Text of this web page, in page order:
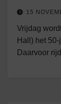
15
Vrijdag
Hall) het
Daarvoor